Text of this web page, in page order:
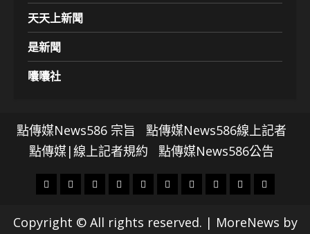
天天上新聞
是新聞
囔囔社
點傳媒News586 宗旨
點傳媒News586線上記者
點傳媒|線上記者規約
點傳媒News586公告
頭
財
地
社
文
科
專
娛
影
政
國
運
生
Copyright © All rights reserved. | MoreNews by